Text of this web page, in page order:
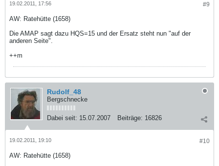
#9
19.02.2011, 17:56
AW: Ratehütte (1658)
Die AMAP sagt dazu HQS=15 und der Ersatz steht nun "auf der
anderen Seite".
++m
Rudolf_48
Bergschnecke
Dabei seit: 15.07.2007 Beiträge: 16826
#10
19.02.2011, 19:10
AW: Ratehütte (1658)